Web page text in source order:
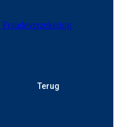
Fraudeverzekering
Terug